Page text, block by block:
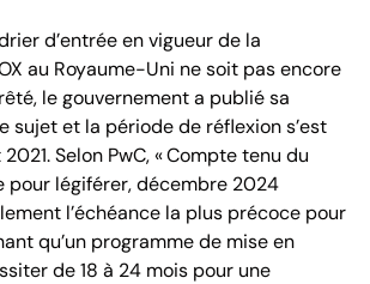
d’entrée en vigueur de la
au Royaume-Uni ne soit pas encore
le gouvernement a publié sa
sujet et la période de réflexion s’est
Selon PwC, « Compte tenu du
pour légiférer, décembre 2024
l’échéance la plus précoce pour
qu’un programme de mise en
de 18 à 24 mois pour une